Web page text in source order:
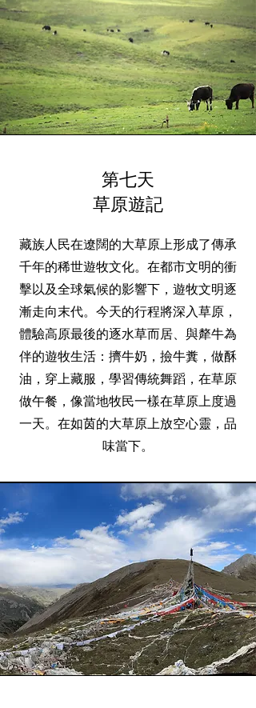
第七天
草原遊記
藏族人民在遼闊的大草原上形成了傳承
千年的稀世遊牧文化。在都市文明的衝
擊以及全球氣候的影響下，遊牧文明逐
漸走向末代。今天的行程將深入草原，
體驗高原最後的逐水草而居、與犛牛為
伴的遊牧生活：擠牛奶，撿牛糞，做酥
油，穿上藏服，學習傳統舞蹈，在草原
做午餐，像當地牧民一樣在草原上度過
一天。在如茵的大草原上放空心靈，品
味當下。